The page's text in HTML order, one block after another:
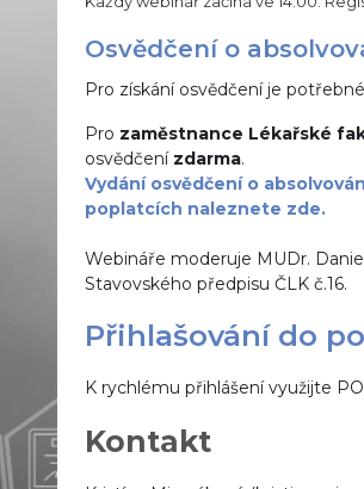
Osvědčení o
Pro získání osvědčení je
Pro zaměstnance Lékařské
osvědčenízdarma.
Vydání osvědčení o
poplatcích naleznete zde.
Webináře moderuje MUDr.
Stavovského předpisu ČLK č.16.
Přihlašování do
K rychlému přihlášení využijte
Kontakt